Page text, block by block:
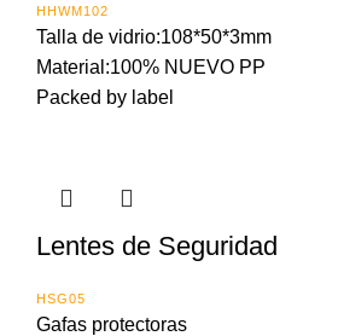
HHWM102
Talla de vidrio:108*50*3mm
Material:100% NUEVO PP
Packed by label
Lentes de Seguridad
HSG05
Gafas protectoras